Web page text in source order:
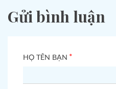
Gửi bình luận
HỌ TÊN BẠN *